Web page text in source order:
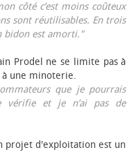
côté c’est moins coûteux
sont réutilisables. En trois
bidon est amorti."
Prodel ne se limite pas à
une minoterie.
que je pourrais
vérifie et je n’ai pas de
projet d'exploitation est un